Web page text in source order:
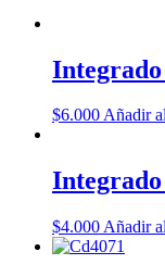
Integrado
$6.000Añadir
Integrado
$4.000 Añadir